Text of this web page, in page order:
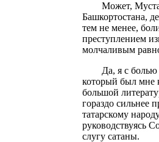
Может,
Башкортостана,
тем не менее,
преступлением
молчаливым
Да, я с болью
который был мне
большой
гораздо
татарскому
руководствуясь
слугу сатаны.